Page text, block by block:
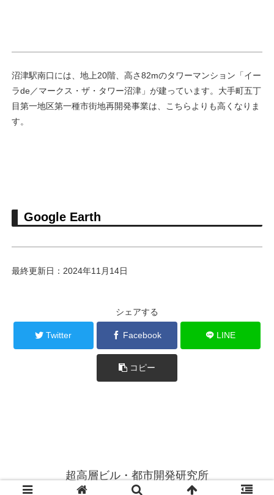
沼津駅南口には、地上20階、高さ82mのタワーマンション「イー
ラde／マークス・ザ・タワー沼津」が建っています。大手町五丁
目第一地区第一種市街地再開発事業は、こちらよりも高くなりま
す。
Google Earth
最終更新日：2024年11月14日
シェアする
Twitter Facebook LINE
コピー
超高層ビル・都市開発研究所
© 2014 超高層ビル・都市開発研究所.